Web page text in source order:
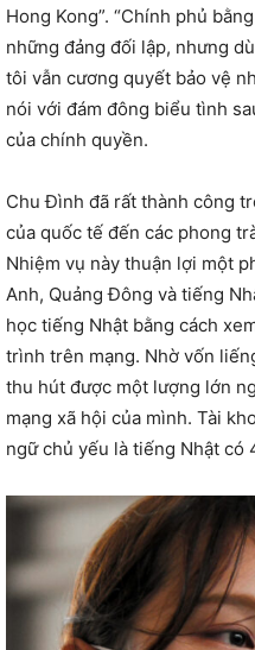
Hong Kong”. “Chính phủ
những đảng đối lập, nhưng
tôi vẫn cương quyết bảo vệ
nói với đám đông biểu tình
của chính quyền.
Chu Đình đã rất thành công
của quốc tế đến các phong
Nhiệm vụ này thuận lợi một
Anh, Quảng Đông và tiếng
học tiếng Nhật bằng cách
trình trên mạng. Nhờ vốn
thu hút được một lượng lớn
mạng xã hội của mình. Tài
ngữ chủ yếu là tiếng Nhật có